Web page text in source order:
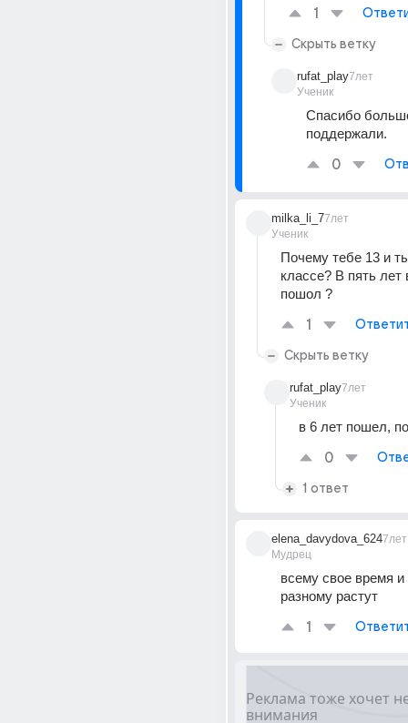
1
Скрыть ветку
rufat_play
Ученик
7лет
Спасибо
поддержали.
0
milka_li_7
Ученик
7лет
Почему тебе 13 и
классе? В пять лет
пошол ?
1
Скрыть ветку
rufat_play
Ученик
7лет
в 6 лет пошел,
0
1 ответ
elena_davydova_624
Мудрец
7лет
всему свое время и
разному растут
1